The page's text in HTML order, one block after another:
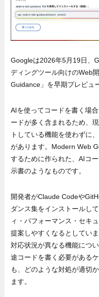
Googleは2026年5月19日、
ディングツール向けのWeb
Guidance」を早期プレビュ
AIを使ってコードを書く場
ードが多く含まれるため、
トしている機能を使わずに
があります。Modern Web
するために作られた、AIコ
示書のようなものです。
開発者がClaude Codeや
ダンス集をインストールし
ィ・パフォーマンス・セキ
提案しやすくなるとしてい
対応状況が異なる機能につ
途コードを書く必要がある
も、どのような対処が適切
ます。